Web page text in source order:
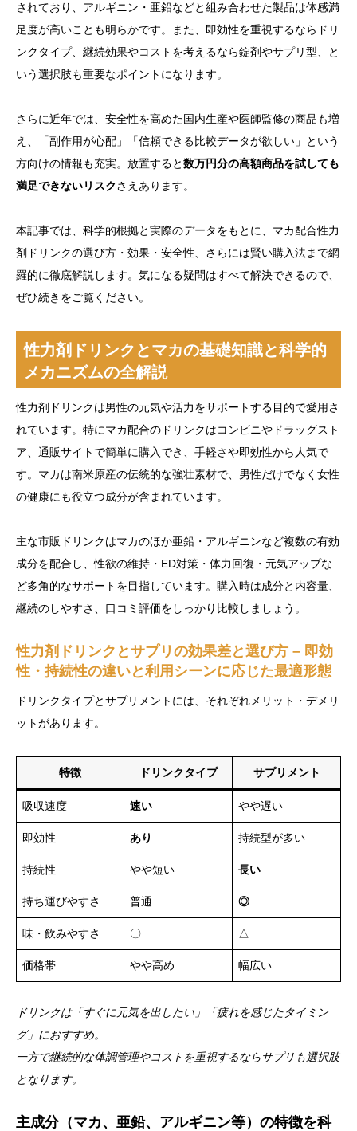
されており、アルギニン・亜鉛などと組み合わせた製品は体感満
足度が高いことも明らかです。また、即効性を重視するならドリ
ンクタイプ、継続効果やコストを考えるなら錠剤やサプリ型、と
いう選択肢も重要なポイントになります。
さらに近年では、安全性を高めた国内生産や医師監修の商品も増
え、「副作用が心配」「信頼できる比較データが欲しい」という
方向けの情報も充実。放置すると数万円分の高額商品を試しても
満足できないリスクさえあります。
本記事では、科学的根拠と実際のデータをもとに、マカ配合性力
剤ドリンクの選び方・効果・安全性、さらには賢い購入法まで網
羅的に徹底解説します。気になる疑問はすべて解決できるので、
ぜひ続きをご覧ください。
性力剤ドリンクとマカの基礎知識と科学的
メカニズムの全解説
性力剤ドリンクは男性の元気や活力をサポートする目的で愛用さ
れています。特にマカ配合のドリンクはコンビニやドラッグスト
ア、通販サイトで簡単に購入でき、手軽さや即効性から人気で
す。マカは南米原産の伝統的な強壮素材で、男性だけでなく女性
の健康にも役立つ成分が含まれています。
主な市販ドリンクはマカのほか亜鉛・アルギニンなど複数の有効
成分を配合し、性欲の維持・ED対策・体力回復・元気アップな
ど多角的なサポートを目指しています。購入時は成分と内容量、
継続のしやすさ、口コミ評価をしっかり比較しましょう。
性力剤ドリンクとサプリの効果差と選び方 – 即効
性・持続性の違いと利用シーンに応じた最適形態
ドリンクタイプとサプリメントには、それぞれメリット・デメリ
ットがあります。
特徴 ドリンクタイプ サプリメント
吸収速度 速い やや遅い
即効性 あり 持続型が多い
持続性 やや短い 長い
持ち運びやすさ 普通 ◎
味・飲みやすさ 〇 △
価格帯 やや高め 幅広い
ドリンクは「すぐに元気を出したい」「疲れを感じたタイミン
グ」におすすめ。
一方で継続的な体調管理やコストを重視するならサプリも選択肢
となります。
主成分（マカ、亜鉛、アルギニン等）の特徴を科